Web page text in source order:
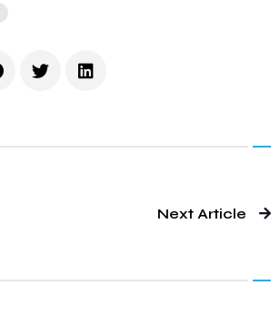
Next Article